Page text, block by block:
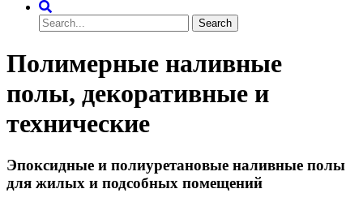
Полимерные наливные
полы, декоративные и
технические
Эпоксидные и полиуретановые наливные полы
для жилых и подсобных помещений